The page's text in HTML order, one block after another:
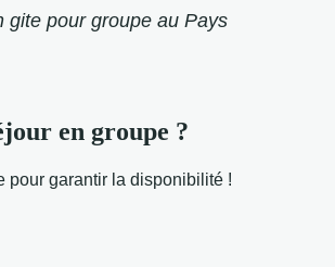
gite pour groupe au Pays
en groupe ?
pour garantir la disponibilité !